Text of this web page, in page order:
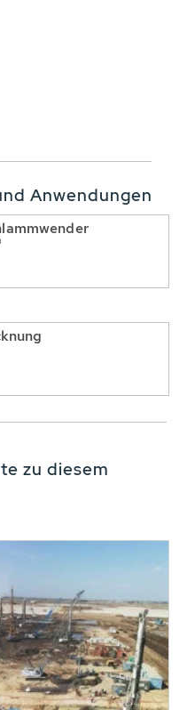
Anwendungen
zu diesem